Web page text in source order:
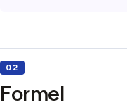
Formel